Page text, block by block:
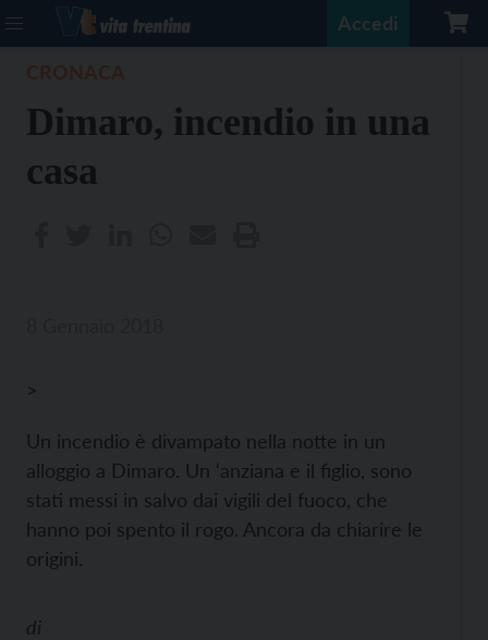
Accedi
Dimaro, incendio in una
casa
>
Un incendio è divampato nella notte in un
alloggio a Dimaro. Un ‘anziana e il figlio, sono
stati messi in salvo dai vigili del fuoco, che
hanno poi spento il rogo. Ancora da chiarire le
origini.
di